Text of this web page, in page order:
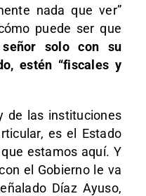
nada que ver”
puede ser que
señor solo con su
estén “fiscales y
de las instituciones
es el Estado
estamos aquí. Y
el Gobierno le va
Díaz Ayuso,